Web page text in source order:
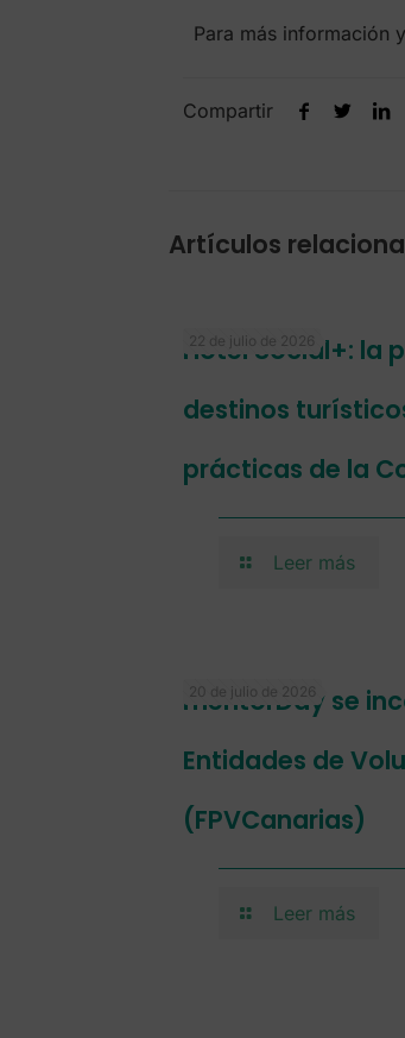
Para más información
Compartir
Artículos
22 de julio de 2026
Hotel Social+: la
destinos
prácticas de la
Leer más
20 de julio de 2026
mentorDay se
Entidades de
(FPVCanarias)
Leer más